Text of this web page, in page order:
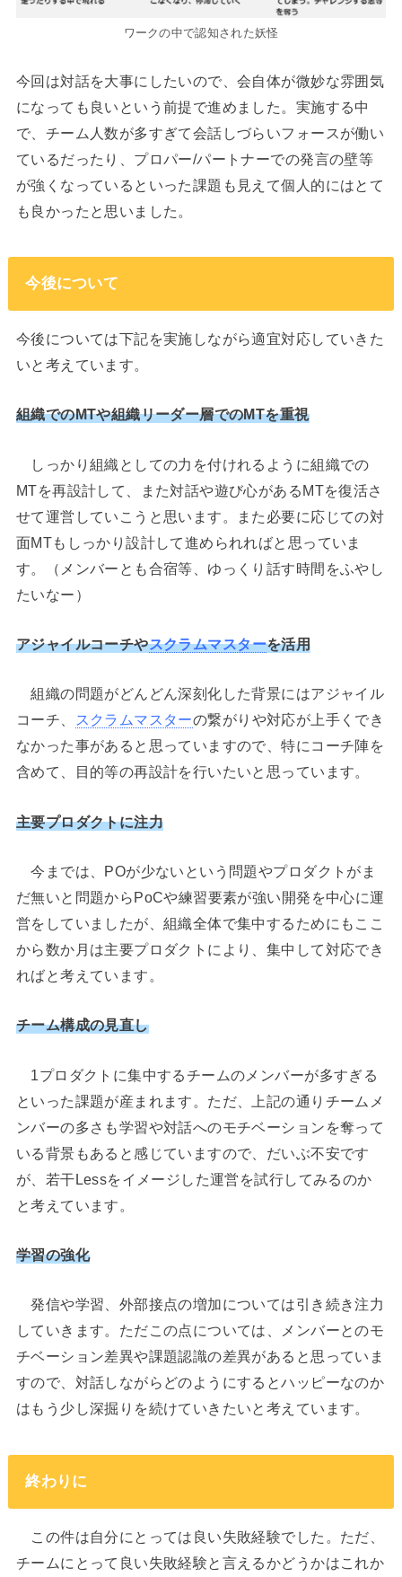
ワークの中で認知された妖怪
今回は対話を大事にしたいので、会自体が微妙な雰囲気
になっても良いという前提で進めました。実施する中
で、チーム人数が多すぎて会話しづらいフォースが働い
ているだったり、プロパー/パートナーでの発言の壁等
が強くなっているといった課題も見えて個人的にはとて
も良かったと思いました。
今後について
今後については下記を実施しながら適宜対応していきた
いと考えています。
組織でのMTや組織リーダー層でのMTを重視
しっかり組織としての力を付けれるように組織での
MTを再設計して、また対話や遊び心があるMTを復活さ
せて運営していこうと思います。また必要に応じての対
面MTもしっかり設計して進められればと思っていま
す。（メンバーとも合宿等、ゆっくり話す時間をふやし
たいなー）
アジャイルコーチやスクラムマスターを活用
組織の問題がどんどん深刻化した背景にはアジャイル
コーチ、
スクラムマスターの繋がりや対応が上手くでき
なかった事があると思っていますので、特にコーチ陣を
含めて、目的等の再設計を行いたいと思っています。
主要プロダクトに注力
今までは、POが少ないという問題やプロダクトがま
だ無いと問題からPoCや練習要素が強い開発を中心に運
営をしていましたが、組織全体で集中するためにもここ
から数か月は主要プロダクトにより、集中して対応でき
ればと考えています。
チーム構成の見直し
1プロダクトに集中するチームのメンバーが多すぎる
といった課題が産まれます。ただ、上記の通りチームメ
ンバーの多さも学習や対話へのモチベーションを奪って
いる背景もあると感じていますので、だいぶ不安です
が、若干Lessをイメージした運営を試行してみるのか
と考えています。
学習の強化
発信や学習、外部接点の増加については引き続き注力
していきます。ただこの点については、メンバーとのモ
チベーション差異や課題認識の差異があると思っていま
すので、対話しながらどのようにするとハッピーなのか
はもう少し深掘りを続けていきたいと考えています。
終わりに
この件は自分にとっては良い失敗経験でした。ただ、
チームにとって良い失敗経験と言えるかどうかはこれか